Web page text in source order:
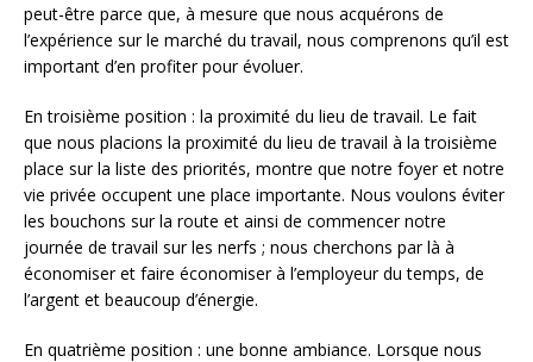
peut-être parce que, à mesure que nous acquérons de
l’expérience sur le marché du travail, nous comprenons qu’il est
important d’en profiter pour évoluer.
En troisième position : la proximité du lieu de travail. Le fait
que nous placions la proximité du lieu de travail à la troisième
place sur la liste des priorités, montre que notre foyer et notre
vie privée occupent une place importante. Nous voulons éviter
les bouchons sur la route et ainsi de commencer notre
journée de travail sur les nerfs ; nous cherchons par là à
économiser et faire économiser à l’employeur du temps, de
l’argent et beaucoup d’énergie.
En quatrième position : une bonne ambiance. Lorsque nous